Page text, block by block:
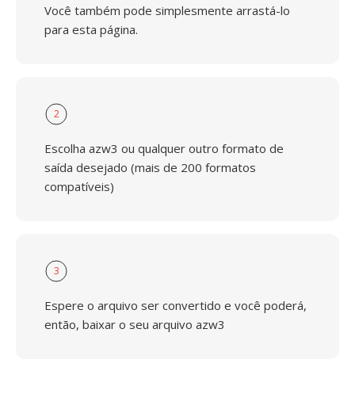
Você também pode simplesmente arrastá-lo
para esta página.
2
Escolha azw3 ou qualquer outro formato de
saída desejado (mais de 200 formatos
compatíveis)
3
Espere o arquivo ser convertido e você poderá,
então, baixar o seu arquivo azw3